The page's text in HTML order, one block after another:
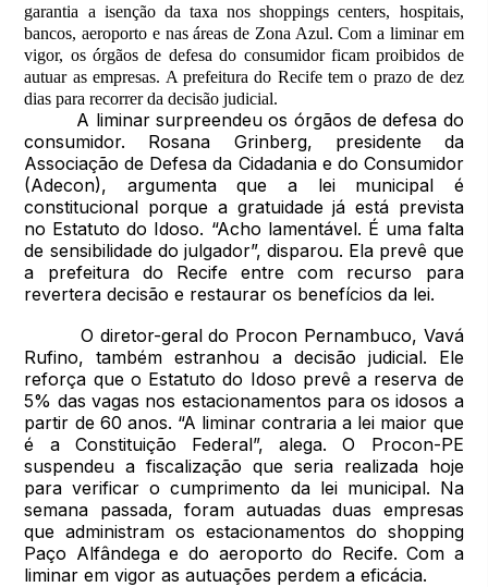
garantia a isenção da taxa nos shoppings centers, hospitais,
bancos, aeroporto e nas áreas de Zona Azul. Com a liminar em
vigor, os órgãos de defesa do consumidor ficam proibidos de
autuar as empresas. A prefeitura do Recife tem o prazo de dez
dias para recorrer da decisão judicial.
A liminar surpreendeu os órgãos de defesa do
consumidor. Rosana Grinberg, presidente da
Associação de Defesa da Cidadania e do Consumidor
(Adecon), argumenta que a lei municipal é
constitucional porque a gratuidade já está prevista
no Estatuto do Idoso. “Acho lamentável. É uma falta
de sensibilidade do julgador”, disparou. Ela prevê que
a prefeitura do Recife entre com recurso para
revertera decisão e restaurar os benefícios da lei.
O diretor-geral do Procon Pernambuco, Vavá
Rufino, também estranhou a decisão judicial. Ele
reforça que o Estatuto do Idoso prevê a reserva de
5% das vagas nos estacionamentos para os idosos a
partir de 60 anos. “A liminar contraria a lei maior que
é a Constituição Federal”, alega. O Procon-PE
suspendeu a fiscalização que seria realizada hoje
para verificar o cumprimento da lei municipal. Na
semana passada, foram autuadas duas empresas
que administram os estacionamentos do shopping
Paço Alfândega e do aeroporto do Recife. Com a
liminar em vigor as autuações perdem a eficácia.